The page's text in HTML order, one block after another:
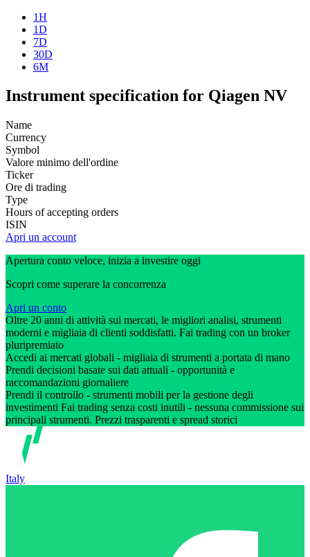
1H
1D
7D
30D
6M
Instrument specification for Qiagen NV
Name
Currency
Symbol
Valore minimo dell'ordine
Ticker
Ore di trading
Type
Hours of accepting orders
ISIN
Apri un account
Apertura conto veloce, inizia a investire oggi
Scopri come superare la concorrenza
Apri un conto
Oltre 20 anni di attività sui mercati, le migliori analisi, strumenti
moderni e migliaia di clienti soddisfatti. Fai trading con un broker
pluripremiato
Accedi ai mercati globali - migliaia di strumenti a portata di mano
Prendi decisioni basate sui dati attuali - opportunità e
raccomandazioni giornaliere
Prendi il controllo - strumenti mobili per la gestione degli
investimenti Fai trading senza costi inutili - nessuna commissione sui
principali strumenti. Prezzi trasparenti e spread storici
Italy